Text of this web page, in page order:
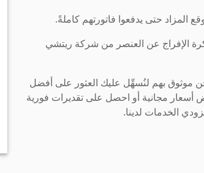
المزاد حتى يدفعوا فاتورتهم كاملةً.
الإفراج عن العنصر من شركة ريتشي
بهم لنُسهِّل عليك العثور على أفضل
مجانية أو احصل على تقديرات فورية
الخدمات لدينا.